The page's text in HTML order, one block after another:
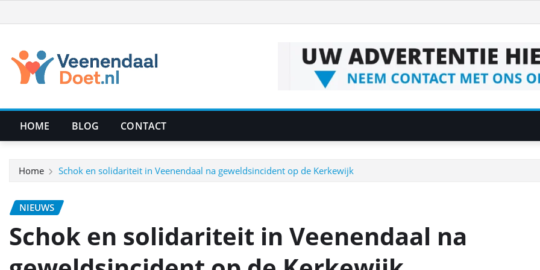
naar
inhoud
HOME BLOG CONTACT
Home Schok en solidariteit in Veenendaal na geweldsincident op de Kerkewijk
NIEUWS
Schok en solidariteit in Veenendaal na